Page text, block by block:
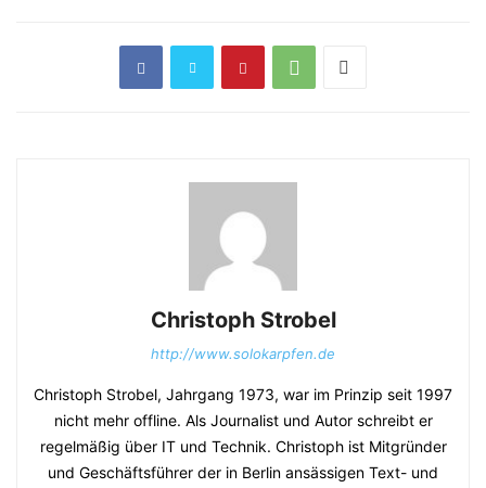
Christoph Strobel
http://www.solokarpfen.de
Christoph Strobel, Jahrgang 1973, war im Prinzip seit 1997
nicht mehr offline. Als Journalist und Autor schreibt er
regelmäßig über IT und Technik. Christoph ist Mitgründer
und Geschäftsführer der in Berlin ansässigen Text- und